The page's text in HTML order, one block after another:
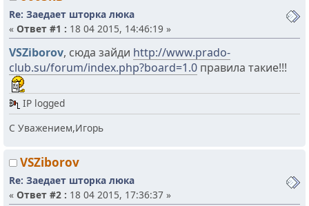
Re: Заедает шторка люка
« Ответ #1 : 18 04 2015, 14:46:19 »
VSZiborov, сюда зайди http://www.prado-
club.su/forum/index.php?board=1.0 правила такие!!!
IP logged
С Уважением,Игорь
VSZiborov
Re: Заедает шторка люка
« Ответ #2 : 18 04 2015, 17:36:37 »